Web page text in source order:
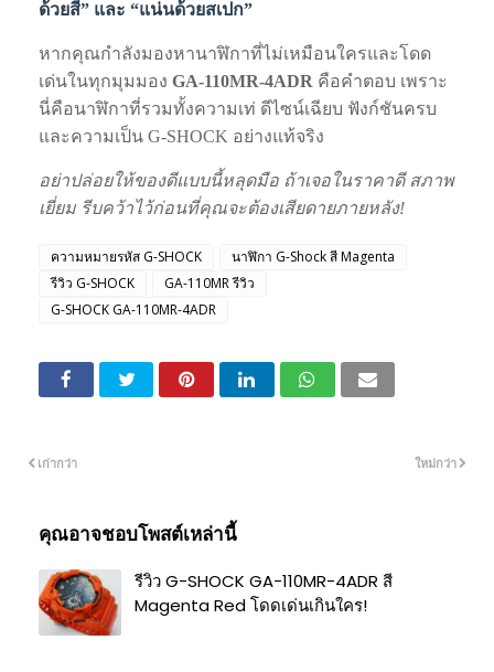
ด้วยสี” และ “แน่นด้วยสเปก”
หากคุณกำลังมองหานาฬิกาที่ไม่เหมือนใครและโดด
เด่นในทุกมุมมอง GA-110MR-4ADR คือคำตอบ เพราะ
นี่คือนาฬิกาที่รวมทั้งความเท่ ดีไซน์เฉียบ ฟังก์ชันครบ
และความเป็น G-SHOCK อย่างแท้จริง
อย่าปล่อยให้ของดีแบบนี้หลุดมือ ถ้าเจอในราคาดี สภาพ
เยี่ยม รีบคว้าไว้ก่อนที่คุณจะต้องเสียดายภายหลัง!
ความหมายรหัส G-SHOCK
นาฬิกา G-Shock สี Magenta
รีวิว G-SHOCK
GA-110MR รีวิว
G-SHOCK GA-110MR-4ADR
ใหม่กว่า
เก่ากว่า
คุณอาจชอบโพสต์เหล่านี้
รีวิว G-SHOCK GA-110MR-4ADR สี
Magenta Red โดดเด่นเกินใคร!